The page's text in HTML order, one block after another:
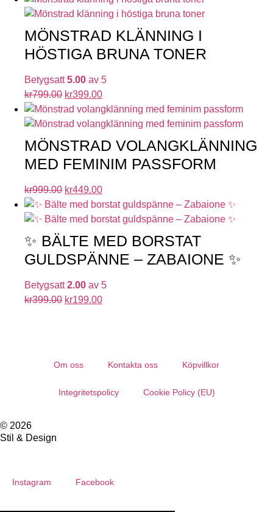
MÖNSTRAD KLÄNNING I
HÖSTIGA BRUNA TONER
Betygsatt5.00 av 5
kr799.00 kr399.00
MÖNSTRAD VOLANGKLÄNNING
MED FEMINIM PASSFORM
kr999.00 kr449.00
✨ BÄLTE MED BORSTAT
GULDSPÄNNE – ZABAIONE ✨
Betygsatt2.00 av 5
kr399.00 kr199.00
Om oss Kontakta oss Köpvillkor
Integritetspolicy Cookie Policy (EU)
© 2026
Stil & Design
Instagram Facebook